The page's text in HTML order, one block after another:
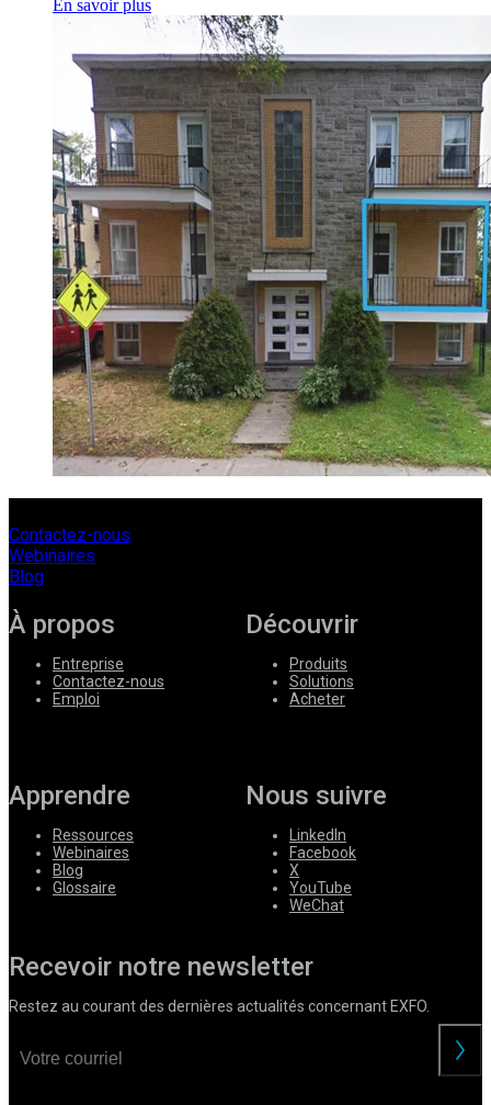
En savoir plus
Contactez-nous
Webinaires
Blog
À propos
Entreprise
Contactez-nous
Emploi
Découvrir
Produits
Solutions
Acheter
Apprendre
Ressources
Webinaires
Blog
Glossaire
Nous suivre
LinkedIn
Facebook
X
YouTube
WeChat
Recevoir notre newsletter
Restez au courant des dernières actualités concernant EXFO.